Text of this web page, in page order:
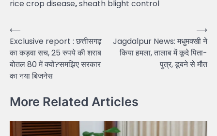
rice crop disease,sheath blight control
Post
navigation
⟵
Exclusive report : छत्तीसगढ़
का कड़वा सच, 25 रुपये की शराब
बोतल 80 में क्यों?समझिए सरकार
का नया बिजनेस
Jagdalpur News: मधुमक्खी ने
किया हमला, तालाब में कूदे पिता-
पुत्र, डूबने से मौत
⟶
More Related Articles